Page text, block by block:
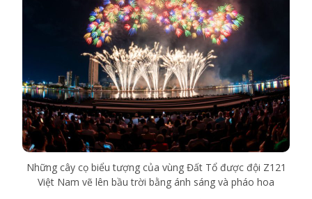
Những cây cọ biểu tượng của vùng Đất Tổ được đội Z121
Việt Nam vẽ lên bầu trời bằng ánh sáng và pháo hoa